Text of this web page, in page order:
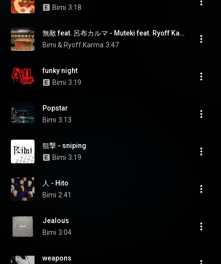
Bimi 3:18
無敵 feat. 呂布カルマ - Muteki feat. Ryoff Karma (feat. Ryoff Karma)
Bimi & Ryoff Karma 3:47
funky night
Bimi 3:19
Popstar
Bimi 3:13
狙撃 - sniping
Bimi 3:19
人 - Hito
Bimi 2:41
Jealous
Bimi 3:04
weapons